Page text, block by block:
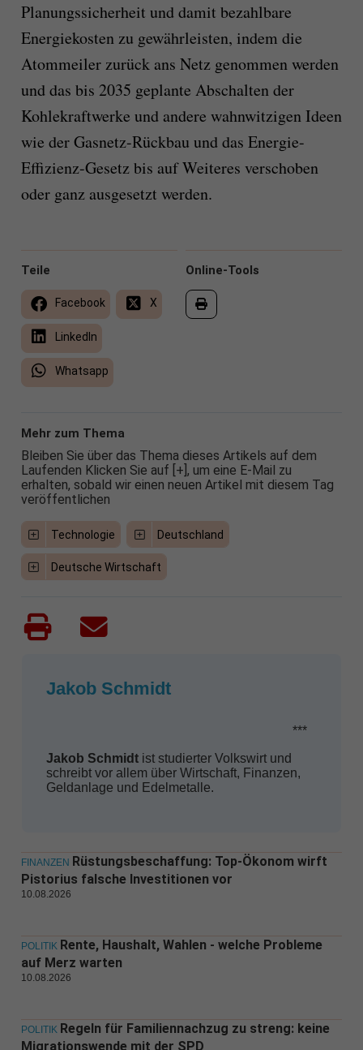
Planungssicherheit und damit bezahlbare
Energiekosten zu gewährleisten, indem die
Atommeilerzurückans Netz genommenwerden
und das bis 2035 geplante Abschalten der
Kohlekraftwerke und andere wahnwitzigen Ideen
wie der Gasnetz-Rückbau und das Energie-
Effizienz-Gesetzbis auf Weiteres verschoben
oder ganz ausgesetzt werden.
Online-Tools
Teile
Facebook X
LinkedIn
Whatsapp
Mehr zum Thema
Bleiben Sie über das Thema dieses Artikels auf dem
Laufenden Klicken Sie auf [+], um eine E-Mail zu
erhalten, sobald wir einen neuen Artikel mit diesem Tag
veröffentlichen
Technologie Deutschland
Deutsche Wirtschaft
Jakob Schmidt
***
Jakob Schmidtist studierter Volkswirt und
schreibt vor allem über Wirtschaft, Finanzen,
Geldanlage und Edelmetalle.
FINANZEN Rüstungsbeschaffung: Top-Ökonom wirft
Pistorius falsche Investitionen vor
10.08.2026
POLITIK Rente, Haushalt, Wahlen - welche Probleme
auf Merz warten
10.08.2026
POLITIK Regeln für Familiennachzug zu streng: keine
Migrationswende mit der SPD